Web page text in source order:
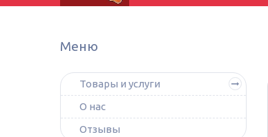
Товары и услуги
О нас
Отзывы